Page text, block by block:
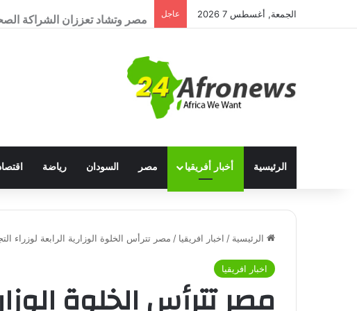
الجمعة, أغسطس 7 2026 عاجل مصر وتشاد تعززان الشراكة
الرئيسية أخبار أفريقيا مصر السودان رياضة
الرئيسية / اخبار افريقيا / مصر تترأس الخلوة الوزارية الرابعة لوزراء
اخبار افريقيا